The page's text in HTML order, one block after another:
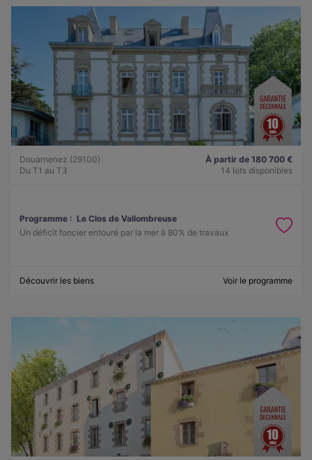
Douarnenez (29100)
Du T1 au T3
À partir de 180 700 €
14 lots disponibles
Programme : Le Clos de Vallombreuse
Un déficit foncier entouré par la mer à 80% de travaux
Découvrir les biens Voir le programme